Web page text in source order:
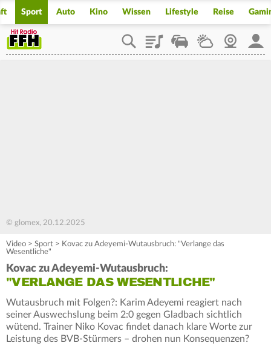
Sport Auto Kino Wissen Lifestyle Reise
PlaylistStaupilotWetterWebcam
© glomex, 20.12.2025
Video > Sport > Kovac zu Adeyemi-Wutausbruch: "Verlange das
Wesentliche"
Kovac zu Adeyemi-Wutausbruch:
"VERLANGE DAS WESENTLICHE"
Wutausbruch mit Folgen?: Karim Adeyemi reagiert nach
seiner Auswechslung beim 2:0 gegen Gladbach sichtlich
wütend. Trainer Niko Kovac findet danach klare Worte zur
Leistung des BVB-Stürmers – drohen nun Konsequenzen?